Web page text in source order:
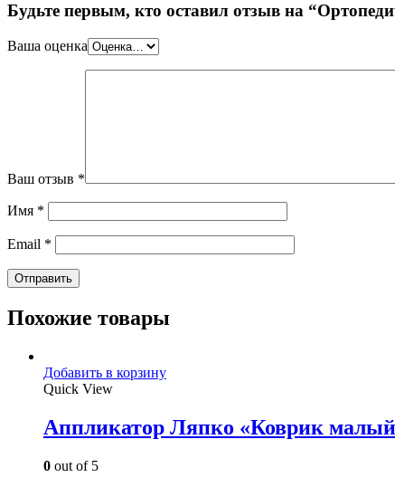
Будьте первым, кто оставил отзыв на
Ваша оценка
Ваш отзыв *
Имя *
Email *
Похожие товары
Добавить в корзину
Quick View
Аппликатор Ляпко «Коврик
0 out of 5